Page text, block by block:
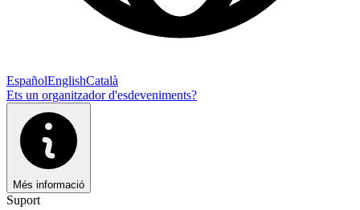
EspañolEnglishCatalà
Ets un organitzador d'esdeveniments?
Més informació
Suport